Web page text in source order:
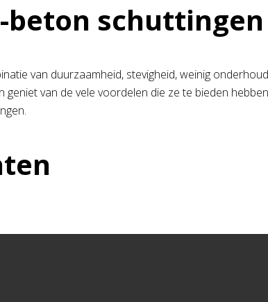
schuttingen
van duurzaamheid, stevigheid, weinig
van de vele voordelen die ze te bieden